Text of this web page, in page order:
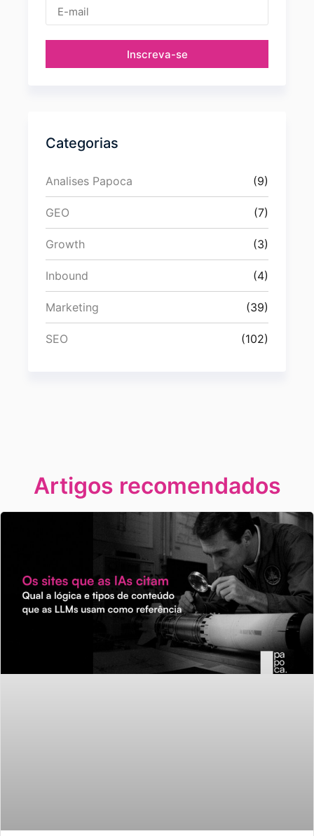
Inscreva-se
Categorias
Analises Papoca (9)
GEO (7)
Growth (3)
Inbound (4)
Marketing (39)
SEO (102)
Artigos recomendados